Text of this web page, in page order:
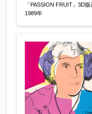
査定額：
※他社様からご提
らお知らせくだ
し上げます。
「PASSION FRUIT」3D版
1989年